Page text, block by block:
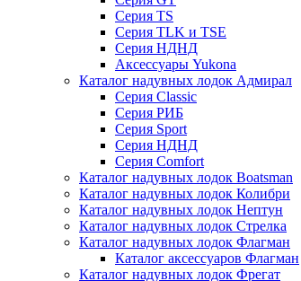
Серия TS
Серия TLK и TSE
Серия НДНД
Аксессуары Yukona
Каталог надувных лодок Адмирал
Серия Classic
Серия РИБ
Серия Sport
Серия НДНД
Серия Comfort
Каталог надувных лодок Boatsman
Каталог надувных лодок Колибри
Каталог надувных лодок Нептун
Каталог надувных лодок Стрелка
Каталог надувных лодок Флагман
Каталог аксессуаров Флагман
Каталог надувных лодок Фрегат